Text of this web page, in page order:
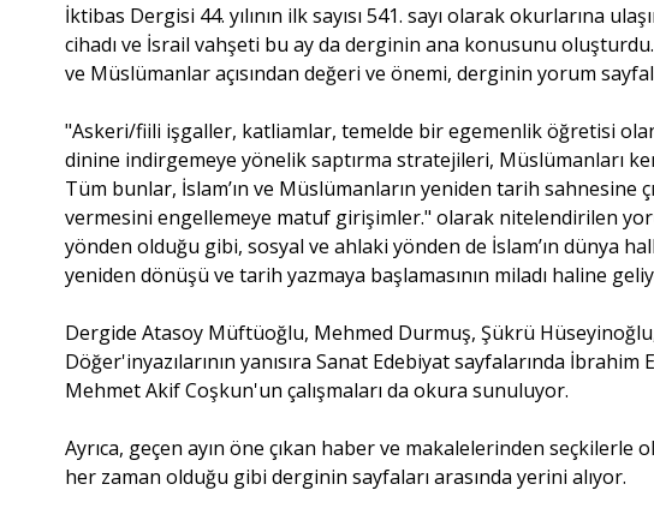
İktibas Dergisi 44. yılının ilk sayısı 541. sayı olarak okurlarına
cihadı ve İsrail vahşeti bu ay da derginin ana konusunu
ve Müslümanlar açısından değeri ve önemi, derginin yorum
"Askeri/fiili işgaller, katliamlar, temelde bir egemenlik öğretisi olan
dinine indirgemeye yönelik saptırma stratejileri, Müslümanları
Tüm bunlar, İslam’ın ve Müslümanların yeniden tarih sahnesine
vermesini engellemeye matuf girişimler." olarak nitelendirilen
yönden olduğu gibi, sosyal ve ahlaki yönden de İslam’ın dünya
yeniden dönüşü ve tarih yazmaya başlamasının miladı haline
Dergide Atasoy Müftüoğlu, Mehmed Durmuş, Şükrü
Döğer'inyazılarının yanısıra Sanat Edebiyat sayfalarında
Mehmet Akif Coşkun'un çalışmaları da okura sunuluyor.
Ayrıca, geçen ayın öne çıkan haber ve makalelerinden
her zaman olduğu gibi derginin sayfaları arasında yerini alıyor.